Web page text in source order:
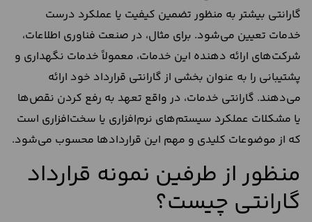
گارانتی بیشتر به منظور تضمین کیفیت یا عملکرد درست
خدمات تعیین می‌شود. برای مثال، در صنعت فناوری اطلاعات،
شرکت‌های ارائه دهنده این خدمات، معمولاً خدمات نگهداری و
پشتیبانی را به عنوان بخشی از گارانتی قرارداد خود ارائه
می‌دهند. گارانتی خدمات، در واقع تعهد به رفع کردن نقص‌ها
یا مشکلات عملکرد سیستم‌های نرم‌افزاری یا سخت‌افزاری است
که از موضوعات کلیدی و مهم این قراردادها محسوب می‌شود.
منظور از طرفین نمونه قرارداد
گارانتی چیست؟